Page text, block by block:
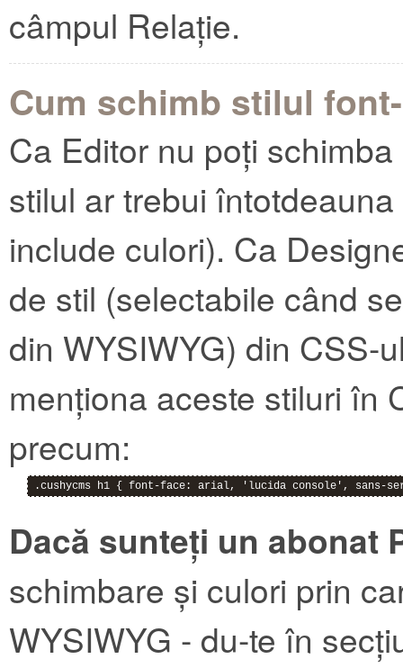
câmpul Relație.
Cum schimb stilul
Ca Editor nu poți
stilul ar trebui
include culori). Ca
de stil (selectabile când
din WYSIWYG) din CSS-
menționa aceste stiluri în
precum:
.cushycms h1 { font-face: arial, 'lucida console', sans-
Dacă sunteți un abonat
schimbare și culori prin
WYSIWYG - du-te în